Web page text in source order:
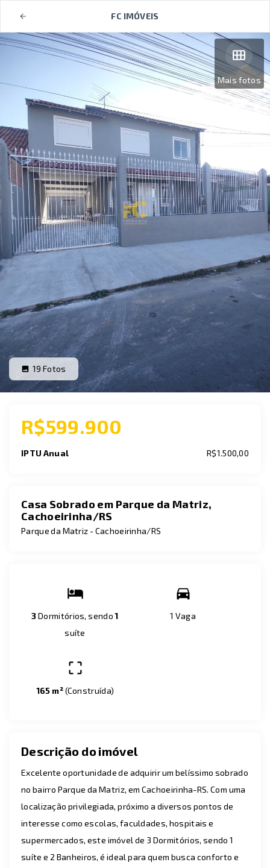
FC IMÓVEIS
Mais fotos
19 Fotos
R$599.900
IPTU Anual R$1.500,00
Casa Sobrado em Parque da Matriz,
Cachoeirinha/RS
Parque da Matriz - Cachoeirinha/RS
3Dormitórios, sendo1
suíte
1 Vaga
165 m²(Construída)
Descrição do imóvel
Excelente oportunidade de adquirir um belíssimo sobrado
no bairro Parque da Matriz, em Cachoeirinha-RS. Com uma
localização privilegiada, próximo a diversos pontos de
interesse como escolas, faculdades, hospitais e
supermercados, este imóvel de 3 Dormitórios, sendo 1
suíte e 2 Banheiros, é ideal para quem busca conforto e